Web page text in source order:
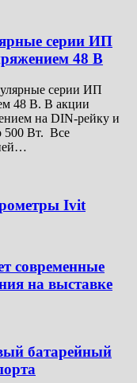
серии ИП
48 В
серии ИП
48 В. В акции
на DIN-рейку и
500 Вт. Все
Ivit
современные
на выставке
батарейный